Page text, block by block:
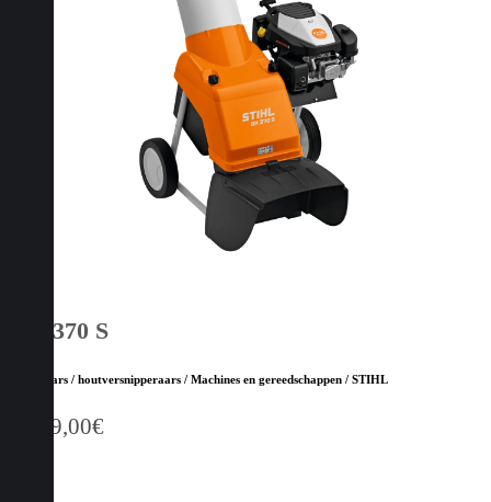
GH 370 S
Hakselaars / houtversnipperaars / Machines en gereedschappen / STIHL
1.399,00€